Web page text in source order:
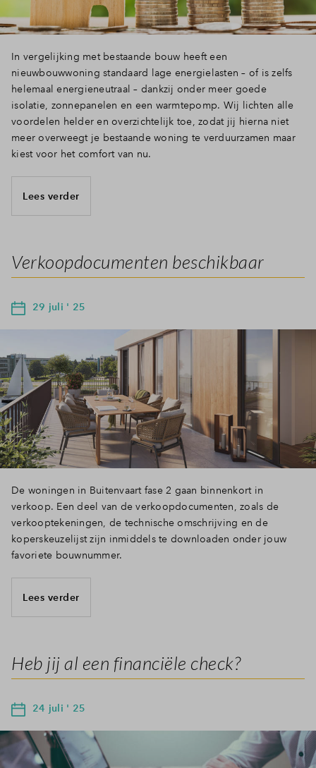
In vergelijking met bestaande bouw heeft een
nieuwbouwwoning standaard lage energielasten – of is zelfs
helemaal energieneutraal – dankzij onder meer goede
isolatie, zonnepanelen en een warmtepomp. Wij lichten alle
voordelen helder en overzichtelijk toe, zodat jij hierna niet
meer overweegt je bestaande woning te verduurzamen maar
kiest voor het comfort van nu.
Lees verder
Verkoopdocumenten beschikbaar
29 juli ' 25
De woningen in Buitenvaart fase 2 gaan binnenkort in
verkoop. Een deel van de verkoopdocumenten, zoals de
verkooptekeningen, de technische omschrijving en de
koperskeuzelijst zijn inmiddels te downloaden onder jouw
favoriete bouwnummer.
Lees verder
Heb jij al een financiële check?
24 juli ' 25